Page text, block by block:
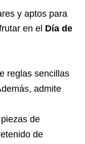
y aptos para
en el Día de
reglas sencillas
admite
de
de